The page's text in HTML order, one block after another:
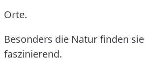
Orte.
Besonders die Natur finden
faszinierend.